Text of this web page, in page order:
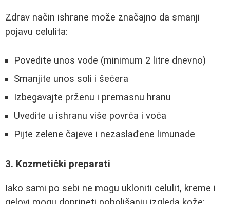
Zdrav način ishrane može značajno da smanji
pojavu celulita:
Povedite unos vode (minimum 2 litre dnevno)
Smanjite unos soli i šećera
Izbegavajte prženu i premasnu hranu
Uvedite u ishranu više povrća i voća
Pijte zelene čajeve i nezaslađene limunade
3. Kozmetički preparati
Iako sami po sebi ne mogu ukloniti celulit, kreme i